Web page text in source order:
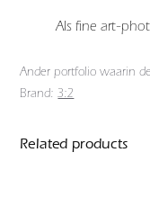
Als fine art-
Ander portfolio waarin
Brand: 3:2
Related products